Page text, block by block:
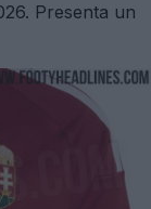
Presenta un